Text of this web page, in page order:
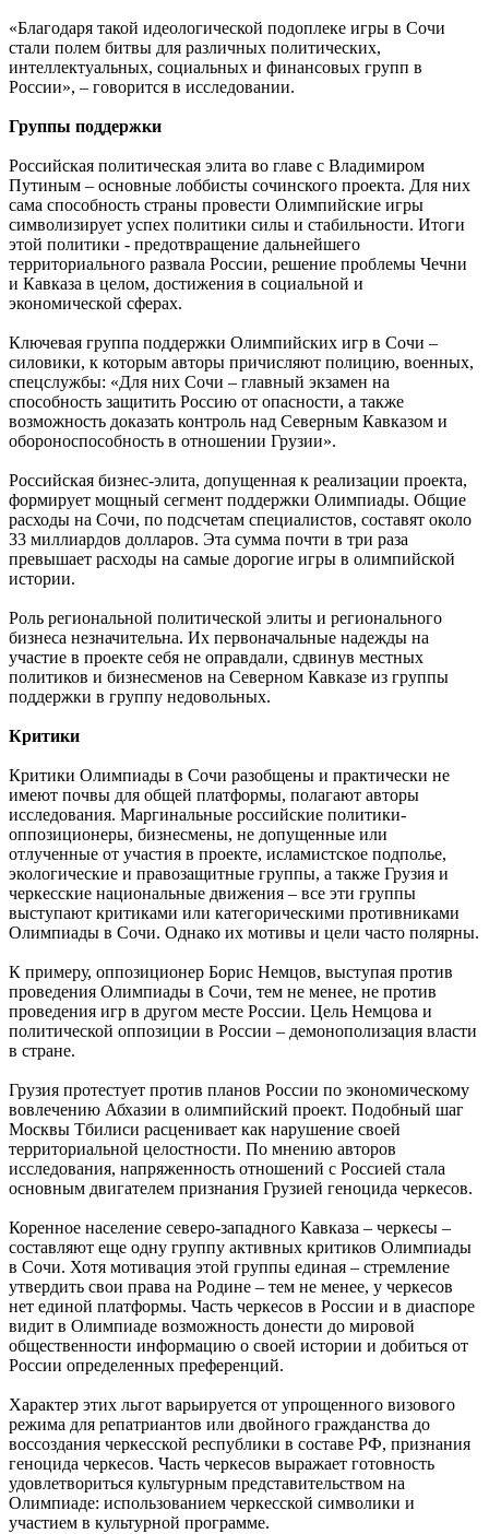
«Благодаря такой идеологической подоплеке игры в Сочи
стали полем битвы для различных политических,
интеллектуальных, социальных и финансовых групп в
России», – говорится в исследовании.
Группы поддержки
Российская политическая элита во главе с Владимиром
Путиным – основные лоббисты сочинского проекта. Для них
сама способность страны провести Олимпийские игры
символизирует успех политики силы и стабильности. Итоги
этой политики - предотвращение дальнейшего
территориального развала России, решение проблемы Чечни
и Кавказа в целом, достижения в социальной и
экономической сферах.
Ключевая группа поддержки Олимпийских игр в Сочи –
силовики, к которым авторы причисляют полицию, военных,
спецслужбы: «Для них Сочи – главный экзамен на
способность защитить Россию от опасности, а также
возможность доказать контроль над Северным Кавказом и
обороноспособность в отношении Грузии».
Российская бизнес-элита, допущенная к реализации проекта,
формирует мощный сегмент поддержки Олимпиады. Общие
расходы на Сочи, по подсчетам специалистов, составят около
33 миллиардов долларов. Эта сумма почти в три раза
превышает расходы на самые дорогие игры в олимпийской
истории.
Роль региональной политической элиты и регионального
бизнеса незначительна. Их первоначальные надежды на
участие в проекте себя не оправдали, сдвинув местных
политиков и бизнесменов на Северном Кавказе из группы
поддержки в группу недовольных.
Критики
Критики Олимпиады в Сочи разобщены и практически не
имеют почвы для общей платформы, полагают авторы
исследования. Маргинальные российские политики-
оппозиционеры, бизнесмены, не допущенные или
отлученные от участия в проекте, исламистское подполье,
экологические и правозащитные группы, а также Грузия и
черкесские национальные движения – все эти группы
выступают критиками или категорическими противниками
Олимпиады в Сочи. Однако их мотивы и цели часто полярны.
К примеру, оппозиционер Борис Немцов, выступая против
проведения Олимпиады в Сочи, тем не менее, не против
проведения игр в другом месте России. Цель Немцова и
политической оппозиции в России – демонополизация власти
в стране.
Грузия протестует против планов России по экономическому
вовлечению Абхазии в олимпийский проект. Подобный шаг
Москвы Тбилиси расценивает как нарушение своей
территориальной целостности. По мнению авторов
исследования, напряженность отношений с Россией стала
основным двигателем признания Грузией геноцида черкесов.
Коренное население северо-западного Кавказа ­– черкесы –
составляют еще одну группу активных критиков Олимпиады
в Сочи. Хотя мотивация этой группы единая – стремление
утвердить свои права на Родине – тем не менее, у черкесов
нет единой платформы. Часть черкесов в России и в диаспоре
видит в Олимпиаде возможность донести до мировой
общественности информацию о своей истории и добиться от
России определенных преференций.
Характер этих льгот варьируется от упрощенного визового
режима для репатриантов или двойного гражданства до
воссоздания черкесской республики в составе РФ, признания
геноцида черкесов. Часть черкесов выражает готовность
удовлетвориться культурным представительством на
Олимпиаде: использованием черкесской символики и
участием в культурной программе.